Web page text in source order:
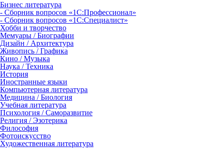
Бизнес литература
- Сборник вопросов «1С:Профессионал»
- Сборник вопросов «1С:Специалист»
Хобби и творчество
Мемуары / Биографии
Дизайн / Архитектура
Живопись / Графика
Кино / Музыка
Наука / Техника
История
Иностранные языки
Компьютерная литература
Медицина / Биология
Учебная литература
Психология / Саморазвитие
Религия / Эзотерика
Философия
Фотоискусство
Художественная литература